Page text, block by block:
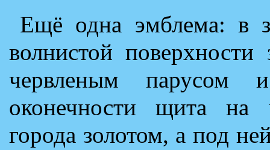
Ещё одна эмблема: в
волнистой
червленым парусом
оконечности щита на
города золотом, а под